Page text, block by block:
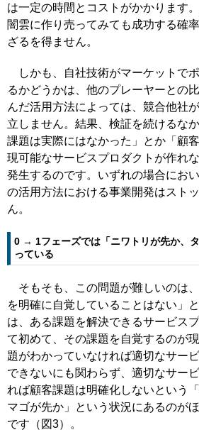
は一定の時間とコストがかかります
闇雲に作り売ってみても成功する確
ざるを得ません。
しかも、自社技術がマーケットで
るかどうかは、他のプレーヤーとの
んだ活用方法によっては、競合他社
立しません。結果、検証を続けるな
課題は実際にはなかった」とか「顧
現可能なサービスプロダクトが作れ
発生するのです。いずれの場合にお
の活用方法における事業開発はスト
ん。
0 → 1フェーズでは「ニワトリが先か、
っている
そもそも、この問題が難しいのは
を明確に自覚していることはない」
は、ある課題を解決できるサービス
て初めて、その課題を自覚するのが
題がわかっていなければ適切なサー
できないにも関わらず、適切なサー
れば顧客課題は明確化しないという
マゴが先か」という状況にあるのが
です（図3）。